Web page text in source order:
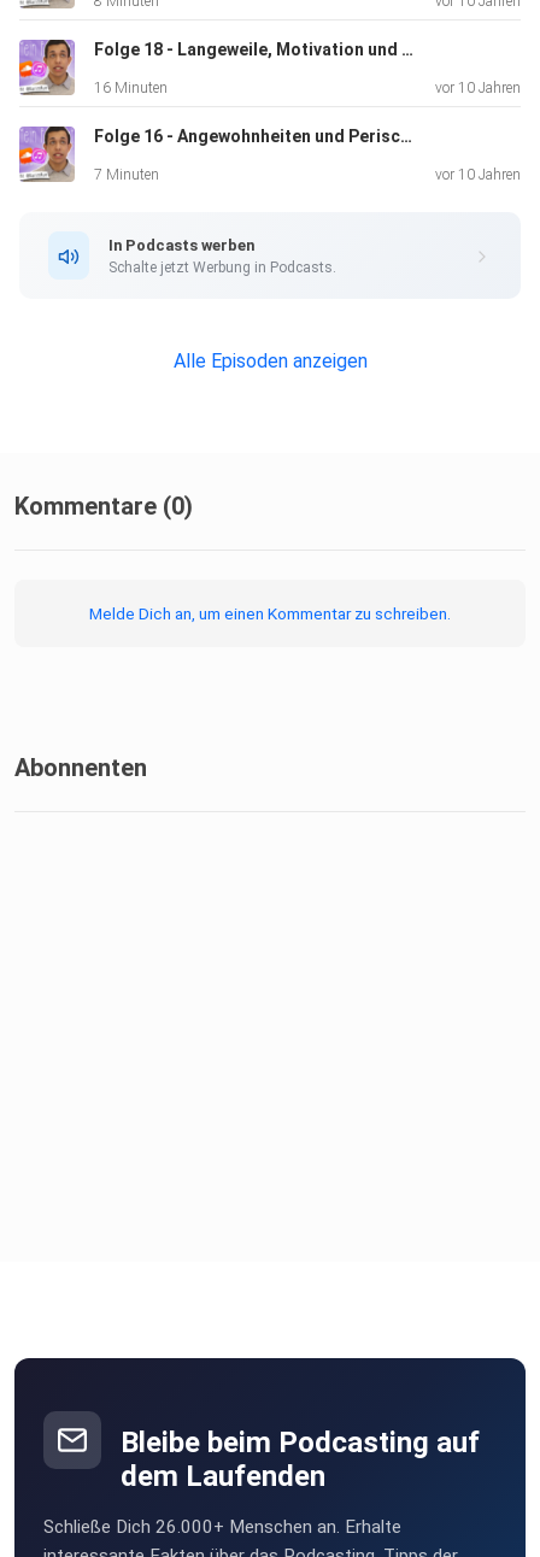
Folge 18 - Langeweile, Motivation und Produktivität
16 Minuten vor 10 Jahren
Folge 16 - Angewohnheiten und Periscope (Dies und Das - Teil 2)
7 Minuten vor 10 Jahren
In Podcasts werben
Schalte jetzt Werbung in Podcasts.
Alle Episoden anzeigen
Kommentare (0)
Melde Dich an, um einen Kommentar zu schreiben.
Abonnenten
Bleibe beim Podcasting auf
dem Laufenden
Schließe Dich 26.000+ Menschen an. Erhalte